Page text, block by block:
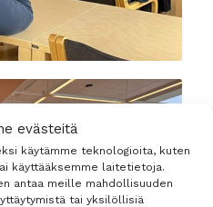
evästeitä
käytämme teknologioita, kuten
käyttääksemme laitetietoja.
antaa meille mahdollisuuden
tai yksilöllisiä